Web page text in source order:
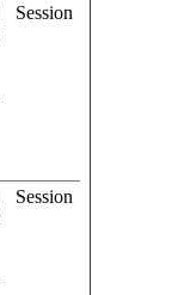
Session
Session